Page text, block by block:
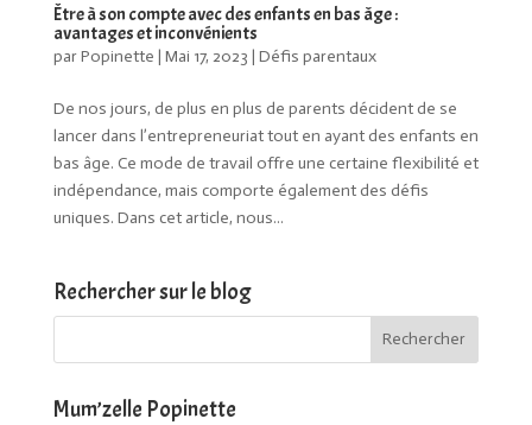
Être à son compte avec des enfants en bas âge :
avantages et inconvénients
parPopinette | Mai 17, 2023 | Défis parentaux
De nos jours, de plus en plus de parents décident de se
lancer dans l’entrepreneuriat tout en ayant des enfants en
bas âge. Ce mode de travail offre une certaine flexibilité et
indépendance, mais comporte également des défis
uniques. Dans cet article, nous...
Rechercher sur le blog
Mum’zelle Popinette